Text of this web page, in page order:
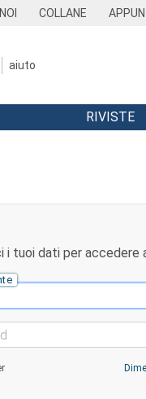
COLLANE
aiuto
RIVISTE
i tuoi dati per accedere